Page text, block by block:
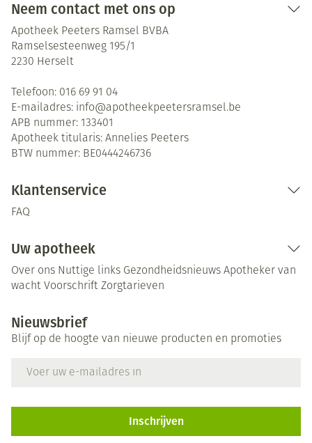
Neem contact met ons op
Apotheek Peeters Ramsel BVBA
Ramselsesteenweg 195/1
2230 Herselt
Telefoon: 016 69 91 04
E-mailadres: info@apotheekpeetersramsel.be
APB nummer: 133401
Apotheek titularis: Annelies Peeters
BTW nummer: BE0444246736
Klantenservice
FAQ
Uw apotheek
Over ons Nuttige links Gezondheidsnieuws Apotheker van
wacht Voorschrift Zorgtarieven
Nieuwsbrief
Blijf op de hoogte van nieuwe producten en promoties
Inschrijven